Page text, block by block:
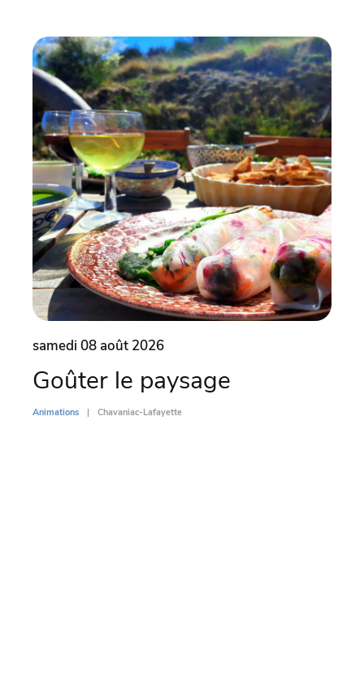
samedi 08 août 2026
Goûter le paysage
Animations Chavaniac-Lafayette